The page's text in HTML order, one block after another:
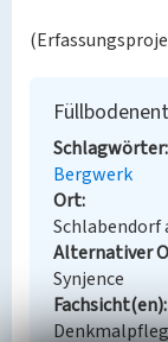
Schlagwörter
Bergwerk
Ort
Schlabendorf
Alternativer
Synjence
Fachsicht(en)